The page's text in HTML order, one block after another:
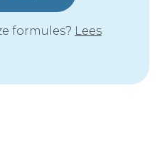
formules? Lees